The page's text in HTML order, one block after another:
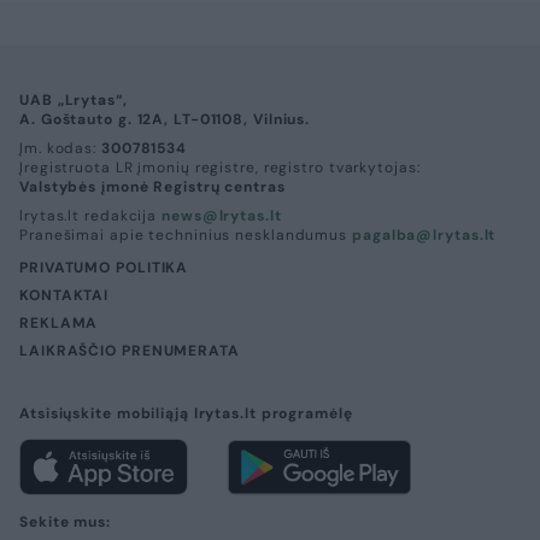
UAB „Lrytas“,
A. Goštauto g. 12A, LT-01108, Vilnius.
Įm. kodas: 300781534
Įregistruota LR įmonių registre, registro tvarkytojas:
Valstybės įmonė Registrų centras
lrytas.lt redakcija news@lrytas.lt
Pranešimai apie techninius nesklandumus pagalba@lrytas.lt
PRIVATUMO POLITIKA
KONTAKTAI
REKLAMA
LAIKRAŠČIO PRENUMERATA
Atsisiųskite mobiliąją lrytas.lt programėlę
Sekite mus: